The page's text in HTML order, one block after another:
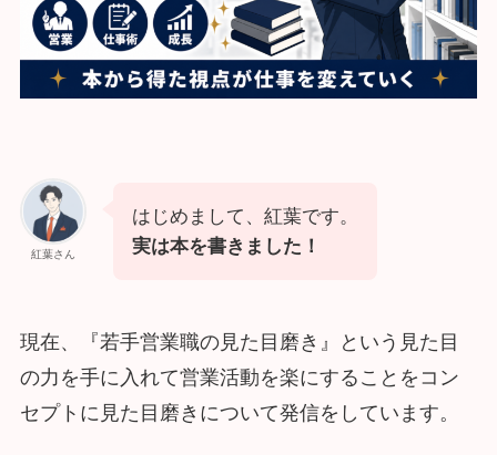
紅葉さん
はじめまして、紅葉です。
実は本を書きました！
現在、『若手営業職の見た目磨き』という見た目
の力を手に入れて営業活動を楽にすることをコン
セプトに見た目磨きについて発信をしています。